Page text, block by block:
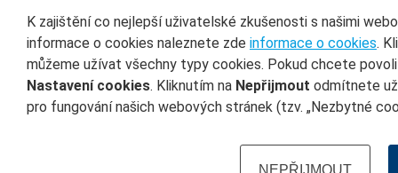
K zajištění co nejlepší uživatelské zkušenosti s našimi
informace o cookies naleznete zde informace o cookies.
můžeme užívat všechny typy cookies. Pokud chcete
Nastavení cookies. Kliknutím na Nepřijmout odmítnete
pro fungování našich webových stránek (tzv. „Nezbytné
NEPŘIJMOUT